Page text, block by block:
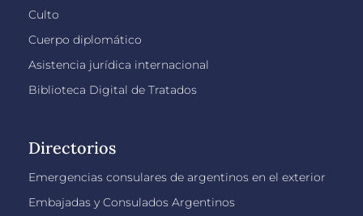
Culto
Cuerpo diplomático
Asistencia jurídica internacional
Biblioteca Digital de Tratados
Directorios
Emergencias consulares de argentinos en el exterior
Embajadas y Consulados Argentinos